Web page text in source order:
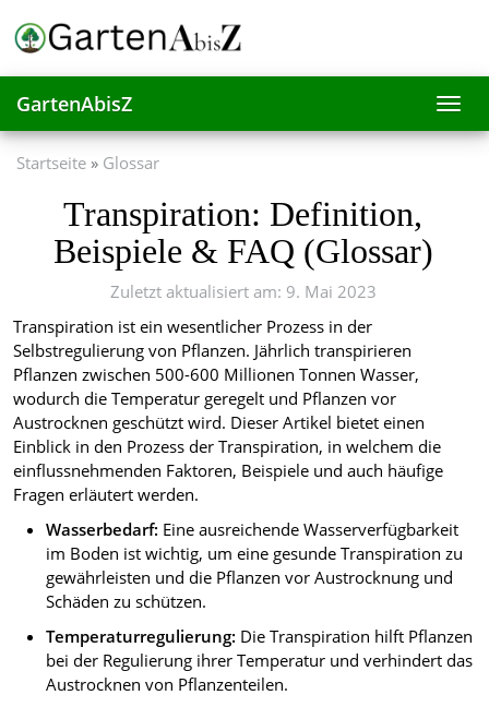
main
content
GartenAbisZ
Startseite Glossar
Transpiration: Definition,
Beispiele & FAQ (Glossar)
Zuletzt aktualisiert am: 9. Mai 2023
Transpiration ist ein wesentlicher Prozess in der
Selbstregulierung von Pflanzen. Jährlich transpirieren
Pflanzen zwischen 500-600 Millionen Tonnen Wasser,
wodurch die Temperatur geregelt und Pflanzen vor
Austrocknen geschützt wird. Dieser Artikel bietet einen
Einblick in den Prozess der Transpiration, in welchem die
einflussnehmenden Faktoren, Beispiele und auch häufige
Fragen erläutert werden.
Wasserbedarf: Eine ausreichende Wasserverfügbarkeit
im Boden ist wichtig, um eine gesunde Transpiration zu
gewährleisten und die Pflanzen vor Austrocknung und
Schäden zu schützen.
Temperaturregulierung: Die Transpiration hilft Pflanzen
bei der Regulierung ihrer Temperatur und verhindert das
Austrocknen von Pflanzenteilen.